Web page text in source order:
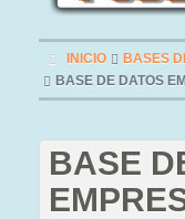
INICIO BASES
BASE DE DATOS
BASE